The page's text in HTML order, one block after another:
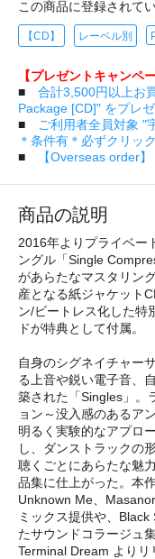
この商品に登録されて
【CD】 レーベル別
【プレゼントキャンペ
■ 合計3,500円以上お
Package [CD]" をプレ
■
ご利用者全員対象 "
＊条件有＊必ずクリック
■
【Overseas order】
商品の説明
2016年よりプライベー
ングル「Single
があらたなマスタリン
産となる紙ジャケット
ン/ビートレス化した特
ドが特典として付属。
自身のシグネイチャー
る上音や鋭い電子音、
築された「Singles」。
ョン～没入感のあるア
明るく実験的なアプロ
し、ダンストラックの
聴くごとにあらたな魅
品集に仕上がった。本
Unknown Me、
ミックス提供や、
たサウンドコラージュ
Terminal Dream よりリ